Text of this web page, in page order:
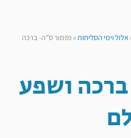
אלול וימי הסליחות»מזמור ס”ה- ברכה
ושפע